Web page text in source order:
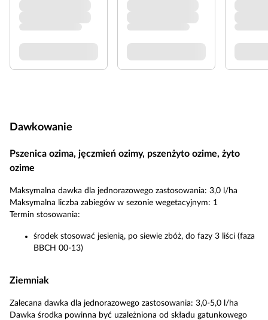
Dawkowanie
Pszenica ozima, jęczmień ozimy, pszenżyto ozime, żyto
ozime
Maksymalna dawka dla jednorazowego zastosowania: 3,0 l/ha
Maksymalna liczba zabiegów w sezonie wegetacyjnym: 1
Termin stosowania:
środek stosować jesienią, po siewie zbóż, do fazy 3 liści (faza
BBCH 00-13)
Ziemniak
Zalecana dawka dla jednorazowego zastosowania: 3,0-5,0 l/ha
Dawka środka powinna być uzależniona od składu gatunkowego